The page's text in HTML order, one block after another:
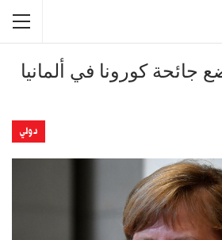
جائحة كورونا في ألمانيا
دولي